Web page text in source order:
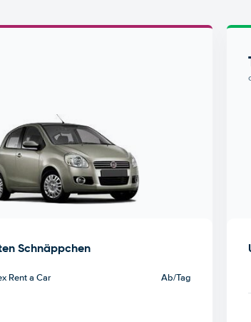
Schnäppchen
Rent a Car Ab/Tag